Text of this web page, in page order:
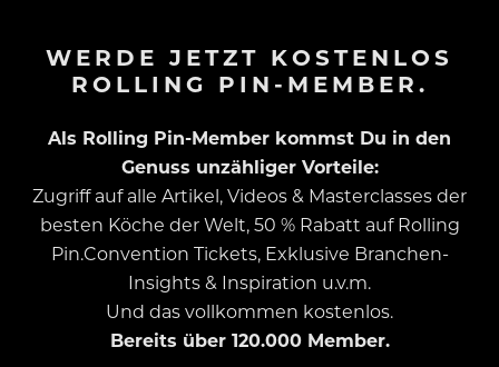
WERDE JETZT KOSTENLOS
ROLLING PIN-MEMBER.
Als Rolling Pin-Member kommst Du in den
Genuss unzähliger Vorteile:
Zugriff auf alle Artikel, Videos & Masterclasses der
besten Köche der Welt, 50 % Rabatt auf Rolling
Pin.Convention Tickets, Exklusive Branchen-
Insights & Inspiration u.v.m.
Und das vollkommen kostenlos.
Bereits über 120.000 Member.